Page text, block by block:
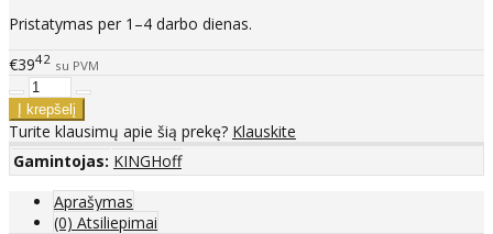
Pristatymas per 1–4 darbo dienas.
€3942 su PVM
Turite klausimų apie šią prekę? Klauskite
Gamintojas: KINGHoff
Aprašymas
(0) Atsiliepimai